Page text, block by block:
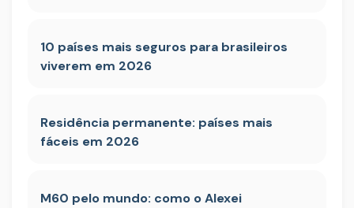
10 países mais seguros para brasileiros
viverem em 2026
Residência permanente: países mais
fáceis em 2026
M60 pelo mundo: como o Alexei